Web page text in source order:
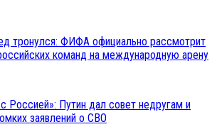
тронулся: ФИФА официально рассмотрит
команд на международную арену